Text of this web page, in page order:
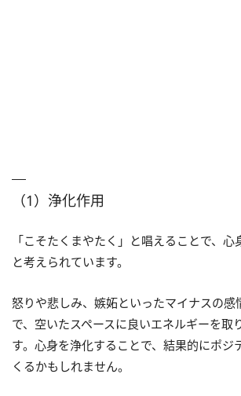
（1）浄化作用
「こそたくまやたく」と唱えることで、心
と考えられています。
怒りや悲しみ、嫉妬といったマイナスの感
で、空いたスペースに良いエネルギーを取
す。心身を浄化することで、結果的にポジ
くるかもしれません。